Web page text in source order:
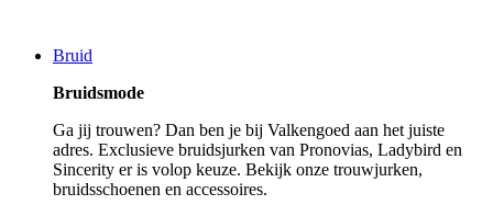
Bruid
Bruidsmode
Ga jij trouwen? Dan ben je bij Valkengoed aan het juiste
adres. Exclusieve bruidsjurken van Pronovias, Ladybird en
Sincerity er is volop keuze. Bekijk onze trouwjurken,
bruidsschoenen en accessoires.